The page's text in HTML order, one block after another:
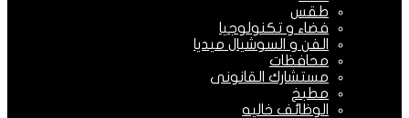
طقس
فضاء و تكنولوجيا
الفن و السوشيال ميديا
محافظات
مستشارك القانونى
مطبخ
الوظائف خاليه